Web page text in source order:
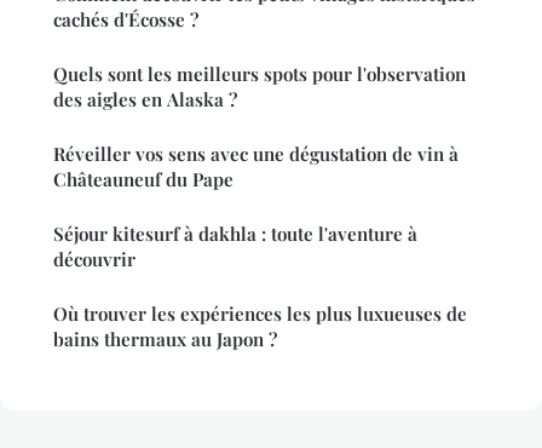
cachés d'Écosse ?
Quels sont les meilleurs spots pour l'observation
des aigles en Alaska ?
Réveiller vos sens avec une dégustation de vin à
Châteauneuf du Pape
Séjour kitesurf à dakhla : toute l'aventure à
découvrir
Où trouver les expériences les plus luxueuses de
bains thermaux au Japon ?